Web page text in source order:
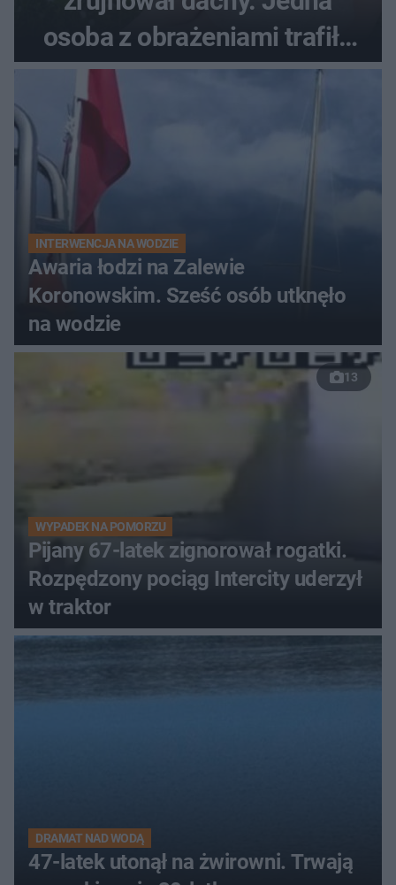
osoba z obrażeniami trafiła
do szpitala
INTERWENCJA NA WODZIE
Awaria łodzi na Zalewie
Koronowskim. Sześć osób utknęło
na wodzie
13
WYPADEK NA POMORZU
Pijany 67-latek zignorował rogatki.
Rozpędzony pociąg Intercity uderzył
w traktor
DRAMAT NAD WODĄ
47-latek utonął na żwirowni. Trwają